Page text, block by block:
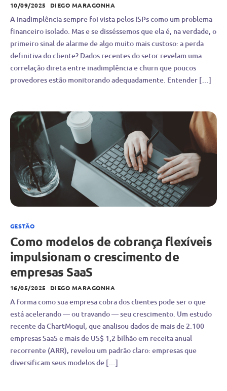
10/09/2025 DIEGO MARAGONHA
A inadimplência sempre foi vista pelos ISPs como um problema
financeiro isolado. Mas e se disséssemos que ela é, na verdade, o
primeiro sinal de alarme de algo muito mais custoso: a perda
definitiva do cliente? Dados recentes do setor revelam uma
correlação direta entre inadimplência e churn que poucos
provedores estão monitorando adequadamente. Entender […]
GESTÃO
Como modelos de cobrança flexíveis
impulsionam o crescimento de
empresas SaaS
16/05/2025 DIEGO MARAGONHA
A forma como sua empresa cobra dos clientes pode ser o que
está acelerando — ou travando — seu crescimento. Um estudo
recente da ChartMogul, que analisou dados de mais de 2.100
empresas SaaS e mais de US$ 1,2 bilhão em receita anual
recorrente (ARR), revelou um padrão claro: empresas que
diversificam seus modelos de […]